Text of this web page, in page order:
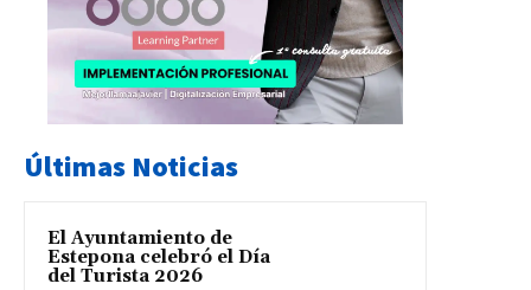
Últimas Noticias
El Ayuntamiento de
Estepona celebró el Día
del Turista 2026